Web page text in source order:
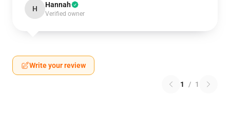
H Hannah
Verified owner
Write your review
1 / 1